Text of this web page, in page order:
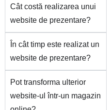
Cât costă realizarea unui
website de prezentare?
În cât timp este realizat un
website de prezentare?
Pot transforma ulterior
website-ul într-un magazin